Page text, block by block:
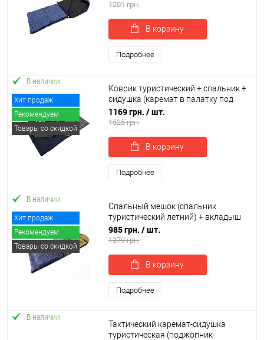
0014)
1201 грн.
В корзину
Подробнее
Хит продаж
Рекомендуем
Товары со скидкой
В наличии
Коврик туристический + спальник +
сидушка (каремат в палатку под
спальный мешок) OSPORT Lite Лето
(n-0012)
1169 грн. / шт.
1525 грн.
В корзину
Подробнее
Хит продаж
Рекомендуем
Товары со скидкой
В наличии
Спальный мешок (спальник
туристический летний) + вкладыш
флисовый OSPORT Лето 2в1 (ty-
0036)
985 грн. / шт.
1379 грн.
В корзину
Подробнее
В наличии
Тактический каремат-сидушка
туристическая (поджопник-